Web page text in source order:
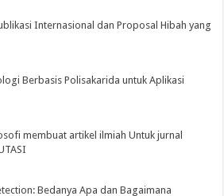
Internasional dan Proposal Hibah yang
Berbasis Polisakarida untuk Aplikasi
membuat artikel ilmiah Untuk jurnal
Bedanya Apa dan Bagaimana